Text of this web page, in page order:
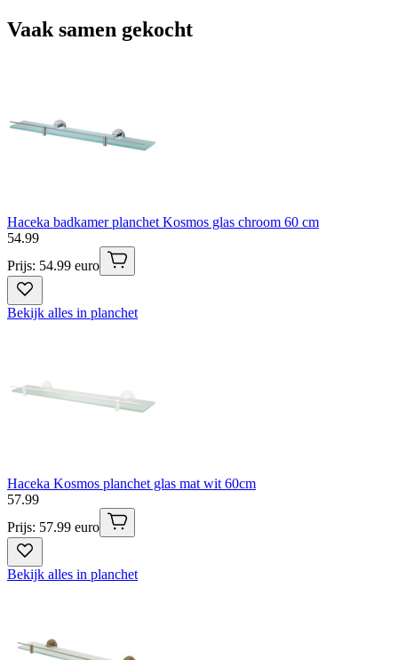
Vaak samen gekocht
Haceka badkamer planchet Kosmos glas chroom 60 cm
54.99
Prijs: 54.99 euro
Bekijk alles in planchet
Haceka Kosmos planchet glas mat wit 60cm
57.99
Prijs: 57.99 euro
Bekijk alles in planchet